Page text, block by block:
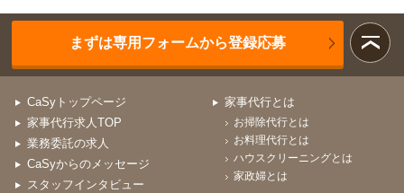
まずは専用フォームから登録応募
CaSyトップページ
家事代行求人TOP
業務委託の求人
CaSyからのメッセージ
スタッフインタビュー
家事代行とは
お掃除代行とは
お料理代行とは
ハウスクリーニングとは
家政婦とは